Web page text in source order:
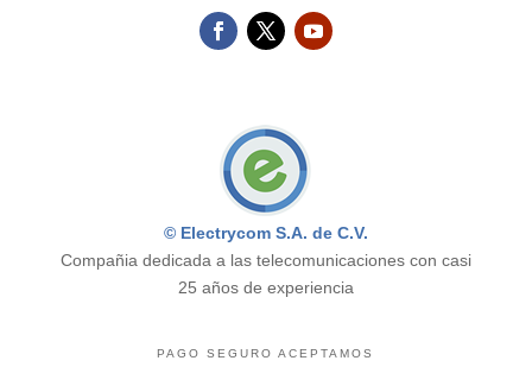
© Electrycom S.A. de C.V.
Compañia dedicada a las telecomunicaciones con casi
25 años de experiencia
PAGO SEGURO ACEPTAMOS